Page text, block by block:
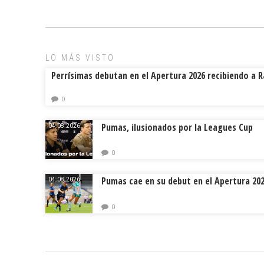
o
d ar
LO MÁS VISTO
Perrísimas debutan en el Apertura 2026 recibiendo a
0
04.08.2026. Pumas, ilusionados por la Leagues Cup
0
04.08.2026. Pumas cae en su debut en el Apertura
0